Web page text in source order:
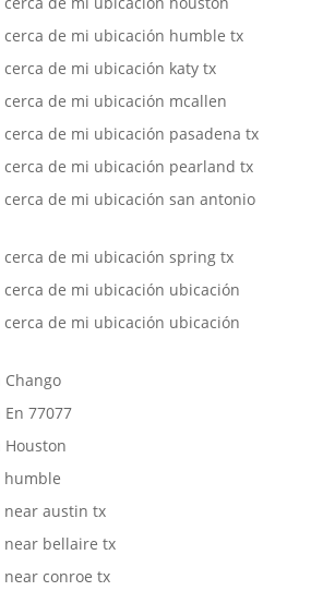
de mi ubicación humble tx
de mi ubicación katy tx
de mi ubicación mcallen
de mi ubicación pasadena tx
de mi ubicación pearland tx
de mi ubicación san antonio
de mi ubicación spring tx
de mi ubicación ubicación
de mi ubicación ubicación
Chango
77077
Houston
humble
austin tx
bellaire tx
conroe tx